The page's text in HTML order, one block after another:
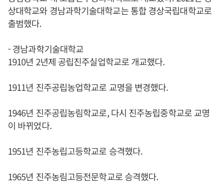
상대학교와 경남과학기술대학교는 통합 경상국립대학교로
출범했다.
- 경남과학기술대학교
1910년 2년제 공립진주실업학교로 개교했다.
1911년 진주공립농업학교로 교명을 변경했다.
1946년 진주공립농림학교로, 다시 진주농립중학교로 교명
이 바뀌었다.
1951년 진주농립고등학교로 승격했다.
1965년 진주농림고등전문학교로 승격했다.